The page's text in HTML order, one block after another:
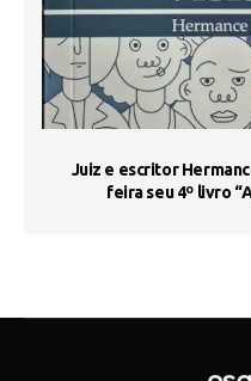
Juiz e escritor
feira seu 4º livro